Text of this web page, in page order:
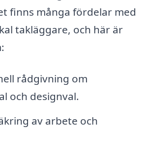
finns många fördelar med
takläggare, och här är
rådgivning om
och designval.
av arbete och